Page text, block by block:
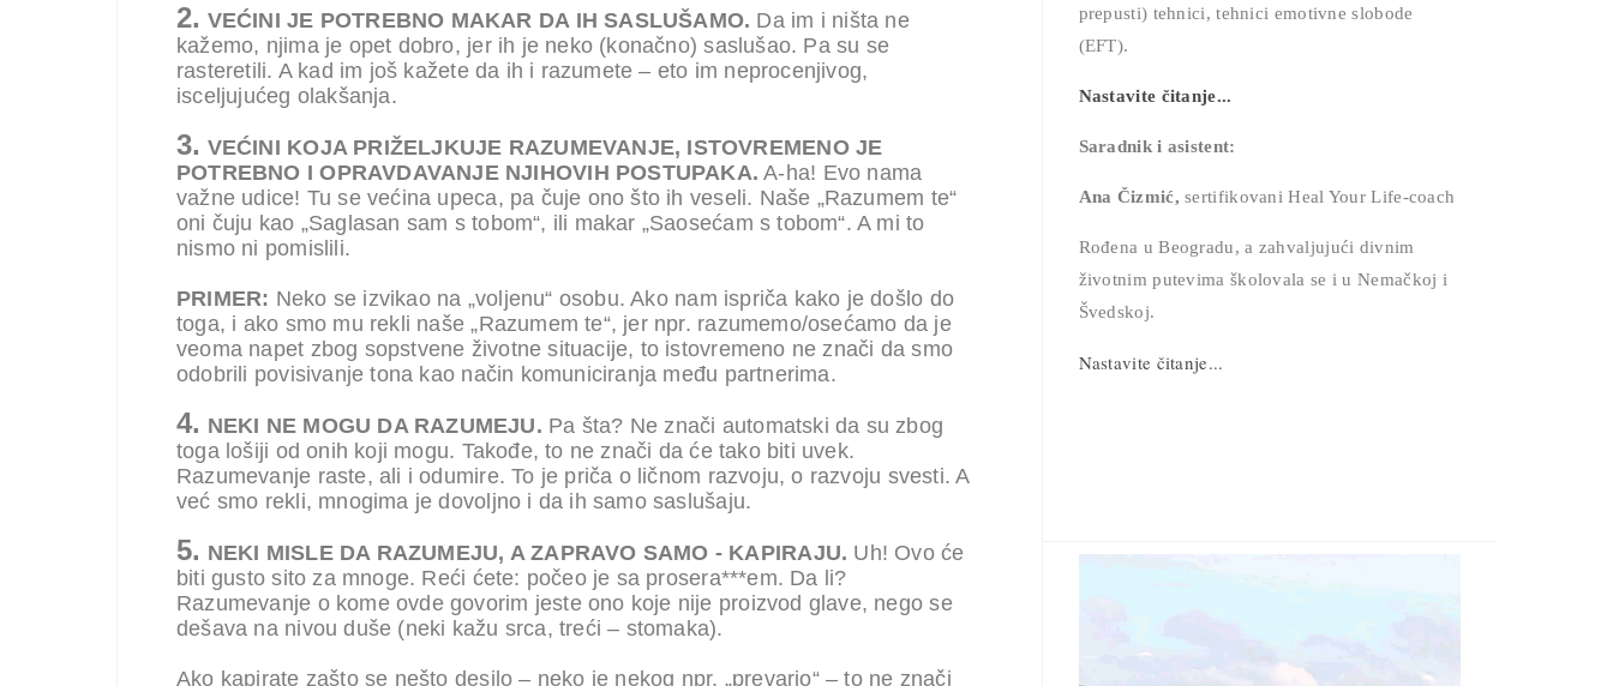
2. VEĆINI JE POTREBNO MAKAR DA IH SASLUŠAMO. Da im i ništa ne
kažemo, njima je opet dobro, jer ih je neko (konačno) saslušao. Pa su se
rasteretili. A kad im još kažete da ih i razumete – eto im neprocenjivog,
isceljujućeg olakšanja.
3. VEĆINI KOJA PRIŽELJKUJE RAZUMEVANJE, ISTOVREMENO JE
POTREBNO I OPRAVDAVANJE NJIHOVIH POSTUPAKA. A-ha! Evo nama
važne udice! Tu se većina upeca, pa čuje ono što ih veseli. Naše „Razumem te“
oni čuju kao „Saglasan sam s tobom“, ili makar „Saosećam s tobom“. A mi to
nismo ni pomislili.
PRIMER: Neko se izvikao na „voljenu“ osobu. Ako nam ispriča kako je došlo do
toga, i ako smo mu rekli naše „Razumem te“, jer npr. razumemo/osećamo da je
veoma napet zbog sopstvene životne situacije, to istovremeno ne znači da smo
odobrili povisivanje tona kao način komuniciranja među partnerima.
4. NEKI NE MOGU DA RAZUMEJU. Pa šta? Ne znači automatski da su zbog
toga lošiji od onih koji mogu. Takođe, to ne znači da će tako biti uvek.
Razumevanje raste, ali i odumire. To je priča o ličnom razvoju, o razvoju svesti. A
već smo rekli, mnogima je dovoljno i da ih samo saslušaju.
5. NEKI MISLE DA RAZUMEJU, A ZAPRAVO SAMO - KAPIRAJU. Uh! Ovo će
biti gusto sito za mnoge. Reći ćete: počeo je sa prosera***em. Da li?
Razumevanje o kome ovde govorim jeste ono koje nije proizvod glave, nego se
dešava na nivou duše (neki kažu srca, treći – stomaka).
Ako kapirate zašto se nešto desilo – neko je nekog npr. „prevario“ – to ne znači
prepusti) tehnici,tehnici emotivne slobode
(EFT).
Nastavite čitanje...
Saradnik i asistent:
Ana Čizmić,sertifikovani Heal Your Life-coach
Rođena u Beogradu, a zahvaljujući divnim
životnim putevima školovala se i u Nemačkoj i
Švedskoj.
Nastavite čitanje...